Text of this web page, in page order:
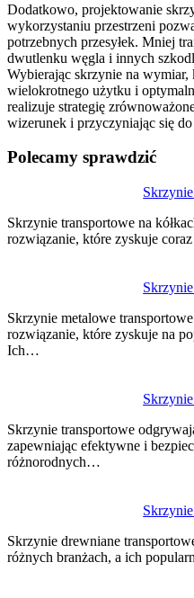
Dodatkowo, projektowanie
wykorzystaniu przestrzeni
potrzebnych przesyłek. Mniej
dwutlenku węgla i innych
Wybierając skrzynie na wymiar,
wielokrotnego użytku i
realizuje strategię
wizerunek i przyczyniając się
Polecamy sprawdzić
Skrzynie transportowe na
rozwiązanie, które zyskuje
Skrzynie metalowe
rozwiązanie, które zyskuje na
Ich…
Skrzynie transportowe
zapewniając efektywne i
różnorodnych…
Skrzynie drewniane
różnych branżach, a ich
wpisu